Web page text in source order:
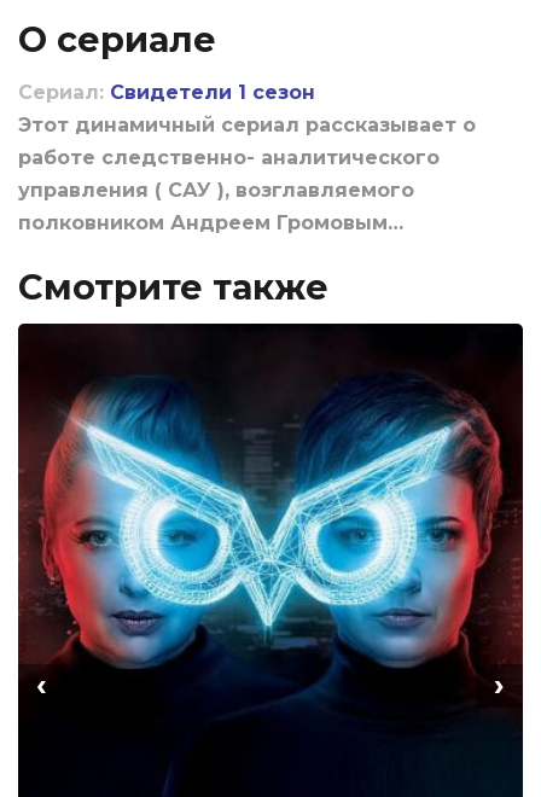
О сериале
Сериал: Свидетели 1 сезон
Этот динамичный сериал рассказывает о
работе следственно- аналитического
управления ( САУ ), возглавляемого
полковником Андреем Громовым…
Смотрите также
‹ ›